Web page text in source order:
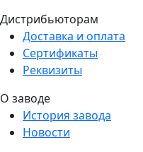
Дистрибьюторам
Доставка и оплата
Сертификаты
Реквизиты
О заводе
История завода
Новости